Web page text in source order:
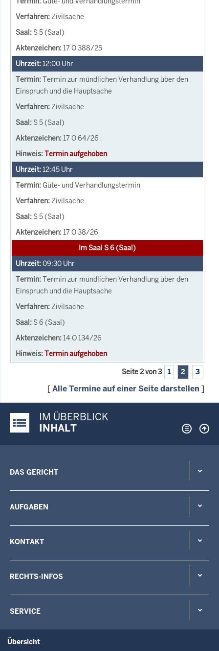
Zivilsache
S 5 (Saal)
17 O 388/25
12:00 Uhr
Termin zur mündlichen Verhandlung über den
Einspruch und die Hauptsache
Zivilsache
S 5 (Saal)
17 O 64/26
Termin aufgehoben
12:45 Uhr
Güte- und Verhandlungstermin
Zivilsache
S 5 (Saal)
17 O 38/26
Im Saal S 6 (Saal)
09:30 Uhr
Termin zur mündlichen Verhandlung über den
Einspruch und die Hauptsache
Zivilsache
S 6 (Saal)
14 O 134/26
Termin aufgehoben
Seite 2 von 3 1 2 3
[Alle Termine auf einer Seite darstellen ]
Justiz-Portal im Überblick:
IM ÜBERBLICK
INHALT
DAS GERICHT
AUFGABEN
KONTAKT
RECHTS-INFOS
SERVICE
Übersicht